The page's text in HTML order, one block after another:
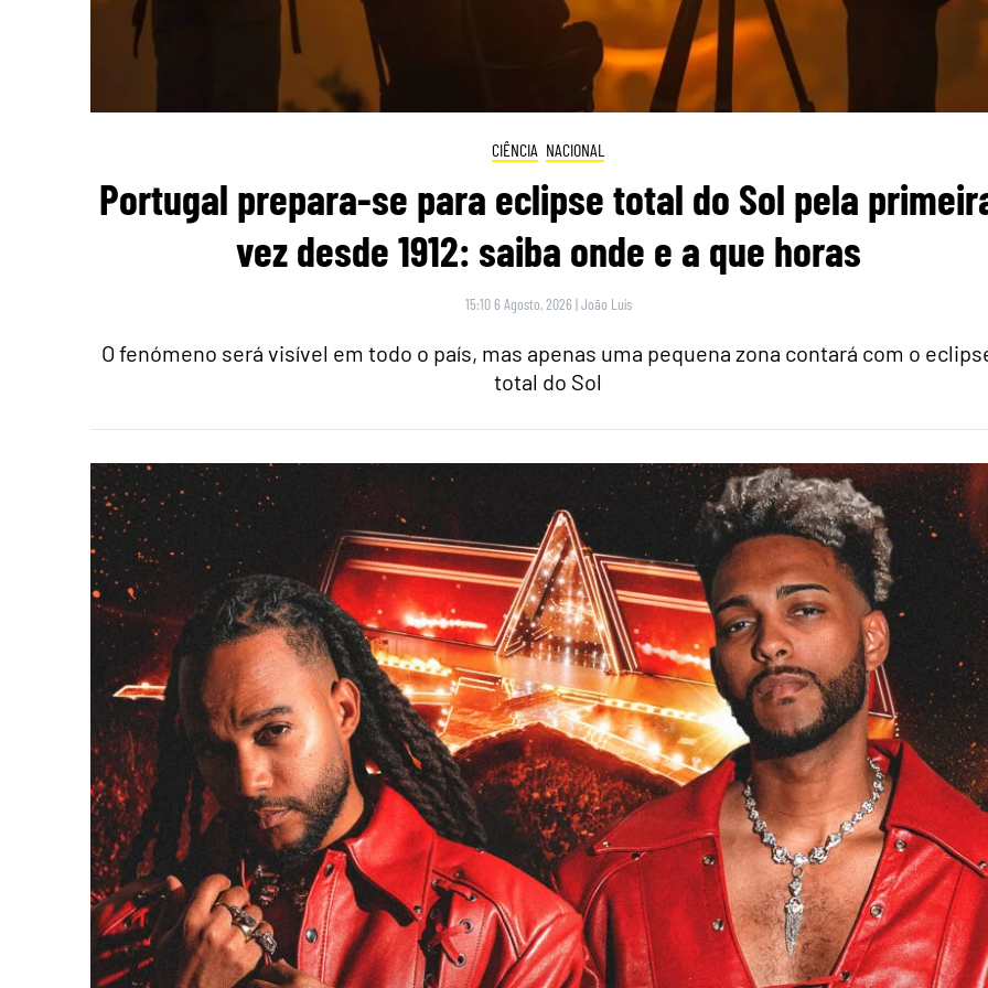
CIÊNCIA NACIONAL
Portugal prepara-se para eclipse total do Sol pela
vez desde 1912: saiba onde e a que horas
15:10 6 Agosto, 2026 |João Luís
O fenómeno será visível em todo o país, mas apenas uma pequena zona contará com o
total do Sol